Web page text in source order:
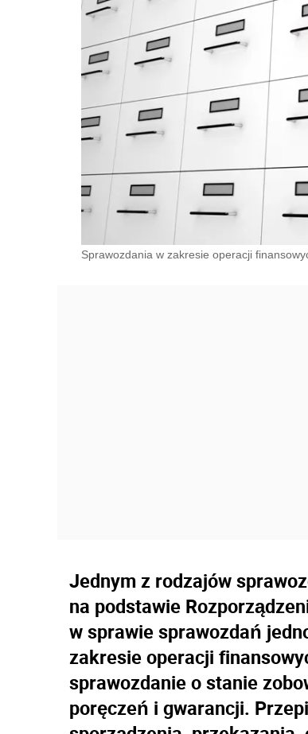
Sprawozdania w zakresie operacji
Jednym z rodzajów
na podstawie
w sprawie sprawozdań
zakresie operacji
sprawozdanie o stanie
poręczeń i gwarancji.